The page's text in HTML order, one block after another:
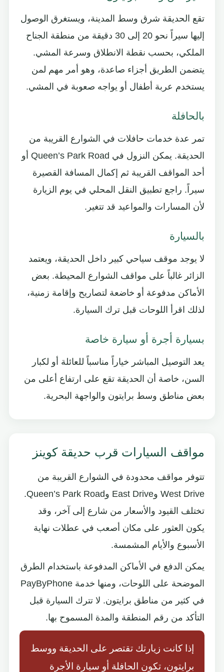
تقع الحديقة شرق وسط المدينة، ويستغرق الوصول
إليها سيراً نحو 20 إلى 30 دقيقة من منطقة الجناح
الملكي، بحسب نقطة الانطلاق وسرعة المشي.
يتضمن الطريق أجزاء صاعدة، وهو أمر مهم لمن
يستخدم عربة أطفال أو يواجه صعوبة في المشي.
بالحافلة
تمر عدة خدمات حافلات في الشوارع القريبة من
الحديقة. يمكن النزول في Queen’s Park Road أو
أحد المواقف القريبة ثم إكمال المسافة القصيرة
سيراً. راجع تطبيق النقل المحلي في يوم الزيارة
لأن المسارات والمواعيد قد تتغير.
بالسيارة
لا يوجد موقف سياحي كبير داخل الحديقة، ويعتمد
الزائر غالباً على مواقف الشوارع المحيطة. بعض
الأماكن مدفوعة أو خاضعة لتصاريح وإقامة زمنية،
لذلك اقرأ اللوحات قبل ترك السيارة.
بسيارة أجرة أو سيارة خاصة
يعد التوصيل المباشر خياراً مناسباً للعائلة أو لكبار
السن، خاصة أن الحديقة تقع على ارتفاع أعلى من
بعض مناطق وسط برايتون والواجهة البحرية.
مواقف السيارات قرب حديقة كوينز
تتوفر مواقف محدودة في الشوارع القريبة من
West Drive وEast Drive وQueen’s Park Road.
تختلف القيود والأسعار من شارع إلى آخر، وقد
يكون العثور على مكان أصعب في عطلات نهاية
الأسبوع والأيام المشمسة.
يمكن الدفع في الأماكن المدفوعة باستخدام الطرق
الموضحة على اللوحات، ومنها خدمة PayByPhone
في كثير من مناطق برايتون. لا تترك السيارة قبل
التأكد من رقم المنطقة والمدة المسموح بها.
إذا كانت زيارتك تقتصر على الحديقة ووسط
برايتون، تكون الحافلة أو سيارة الأجرة